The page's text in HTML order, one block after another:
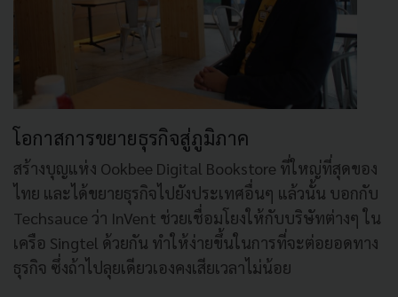
โอกาสการขยายธุรกิจสู่ภูมิภาค
สร้างบุญแห่ง Ookbee Digital Bookstore ที่ใหญ่ที่สุดของ
ไทย และได้ขยายธุรกิจไปยังประเทศอื่นๆ แล้วนั้น บอกกับ
Techsauce ว่า InVent ช่วยเชื่อมโยงให้กับบริษัทต่างๆ ใน
เครือ Singtel ด้วยกัน ทำให้ง่ายขึ้นในการที่จะต่อยอดทาง
ธุรกิจ ซึ่งถ้าไปลุยเดียวเองคงเสียเวลาไม่น้อย